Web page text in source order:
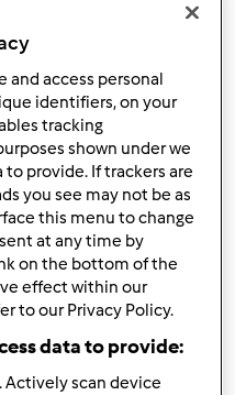
and access personal
identifiers, on your
tracking
shown under we
provide. If trackers are
you see may not be as
this menu to change
at any time by
on the bottom of the
effect within our
to our Privacy Policy.
data to provide:
Actively scan device